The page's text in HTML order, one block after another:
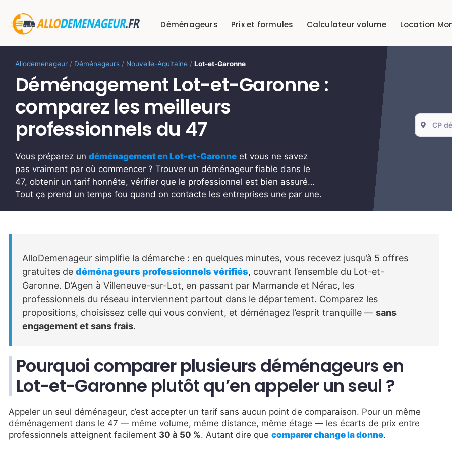
contenu
Déménageurs Prix et formules Calculateur volume Location
Allodemenageur / Déménageurs / Nouvelle-Aquitaine / Lot-et-Garonne
Déménagement Lot-et-Garonne :
comparez les meilleurs
professionnels du 47
Vous préparez un déménagement en Lot-et-Garonne et vous ne savez
pas vraiment par où commencer ? Trouver un déménageur fiable dans le
47, obtenir un tarif honnête, vérifier que le professionnel est bien assuré…
Tout ça prend un temps fou quand on contacte les entreprises une par une.
AlloDemenageur simplifie la démarche : en quelques minutes, vous recevez jusqu’à 5 offres
gratuites de déménageurs professionnels vérifiés, couvrant l’ensemble du Lot-et-
Garonne. D’Agen à Villeneuve-sur-Lot, en passant par Marmande et Nérac, les
professionnels du réseau interviennent partout dans le département. Comparez les
propositions, choisissez celle qui vous convient, et déménagez l’esprit tranquille — sans
engagement et sans frais.
Pourquoi comparer plusieurs déménageurs en
Lot-et-Garonne plutôt qu’en appeler un seul ?
Appeler un seul déménageur, c’est accepter un tarif sans aucun point de comparaison. Pour un même
déménagement dans le 47 — même volume, même distance, même étage — les écarts de prix entre
professionnels atteignent facilement 30 à 50 %. Autant dire que comparer change la donne.